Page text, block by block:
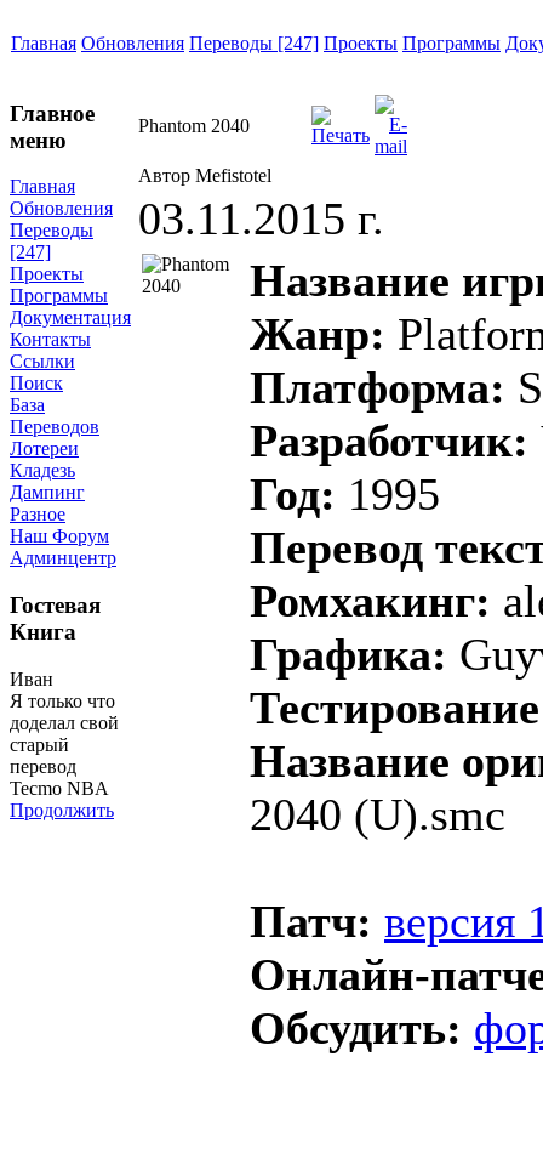
Главная Обновления Переводы [247] Проекты Программы
Главное
меню
Главная
Обновления
Переводы
[247]
Проекты
Программы
Документация
Контакты
Ссылки
Поиск
База
Переводов
Лотереи
Кладезь
Дампинг
Разное
Наш Форум
Админцентр
Гостевая
Книга
Иван
Я только что
доделал свой
старый
перевод
Tecmo NBA
Продолжить
Phantom 2040
Автор Mefistotel
03.11.2015 г.
Название
Жанр:
Платформа:
Разработчик:
Год: 1995
Перевод
Ромхакинг:
Графика:
Название
2040 (U).smc
Патч: версия
Онлайн-
Обсудить: